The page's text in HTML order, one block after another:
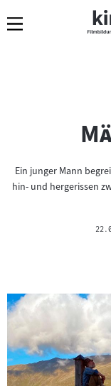
Navigation
zum
zur
"
Ein junger Mann
hin- und hergerissen